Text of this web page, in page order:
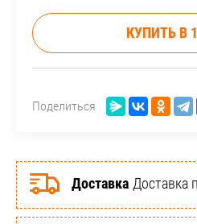
КУПИТЬ В
Поделиться
Доставка Доставка